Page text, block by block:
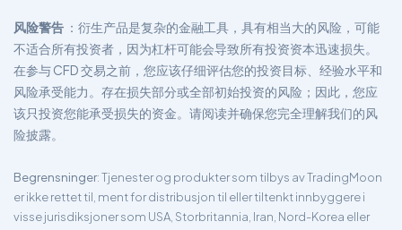
风险警告 ：衍生产品是复杂的金融工具，具有相当大的风险，可能
不适合所有投资者，因为杠杆可能会导致所有投资资本迅速损失。
在参与 CFD 交易之前，您应该仔细评估您的投资目标、经验水平和
风险承受能力。存在损失部分或全部初始投资的风险；因此，您应
该只投资您能承受损失的资金。请阅读并确保您完全理解我们的风
险披露。
Begrensninger: Tjenester og produkter som tilbys av TradingMoon
er ikke rettet til, ment for distribusjon til eller tiltenkt innbyggere i
visse jurisdiksjoner som USA, Storbritannia, Iran, Nord-Korea eller